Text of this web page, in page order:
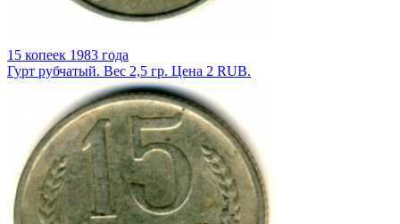
15 копеек 1983 года
Гурт рубчатый. Вес 2,5 гр. Цена 2 RUB.